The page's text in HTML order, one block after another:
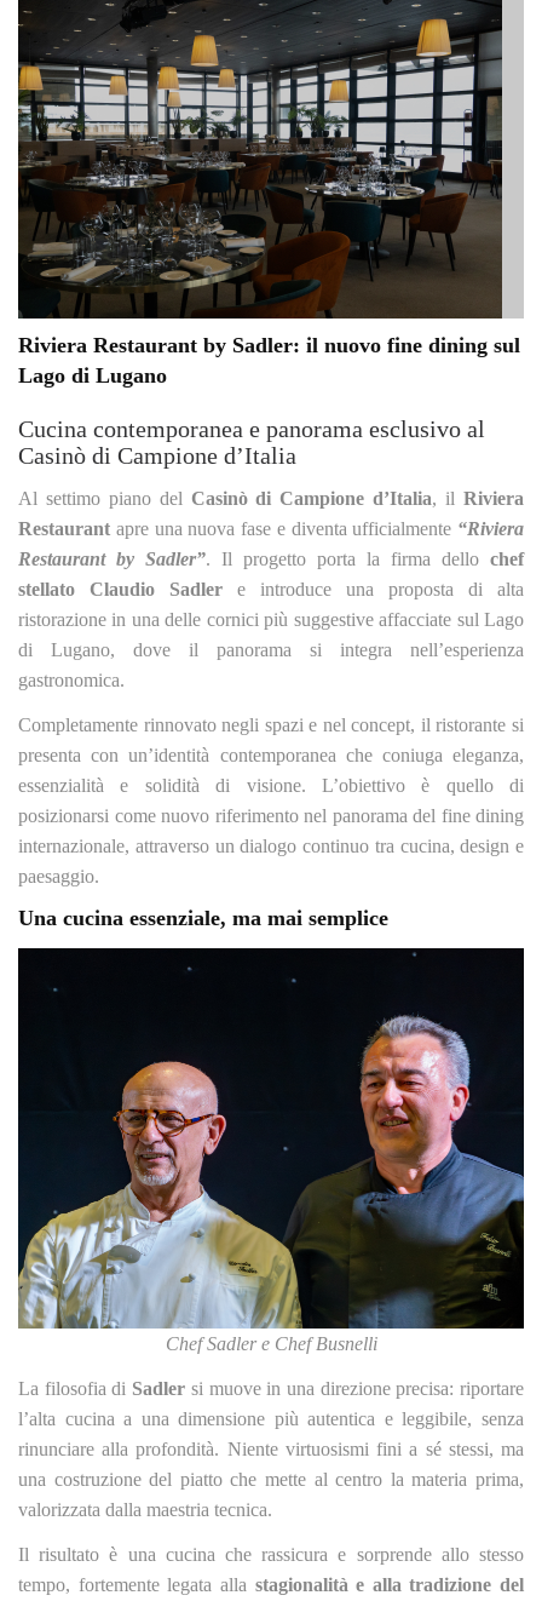
Riviera Restaurant by Sadler: il nuovo fine dining sul
Lago di Lugano
Cucina contemporanea e panorama esclusivo al
Casinò di Campione d’Italia
Al settimo piano del Casinò di Campione d’Italia, ilRiviera
Restaurant apre una nuova fase e diventa ufficialmente “Riviera
Restaurant by Sadler”. Il progetto porta la firma dello chef
stellato
Claudio Sadler e introduce una proposta di alta
ristorazione in una delle cornici più suggestive affacciate sul Lago
di Lugano, dove il panorama si integra nell’esperienza
gastronomica.
Completamente rinnovato negli spazi e nel concept, il ristorante si
presenta con un’identità contemporanea che coniuga eleganza,
essenzialità e solidità di visione. L’obiettivo è quello di
posizionarsi come nuovo riferimento nel panorama del fine dining
internazionale, attraverso un dialogo continuo tra cucina, design e
paesaggio.
Una cucina essenziale, ma mai semplice
Chef Sadler e Chef Busnelli
La filosofia di Sadler si muove in una direzione precisa: riportare
l’alta cucina a una dimensione più autentica e leggibile, senza
rinunciare alla profondità. Niente virtuosismi fini a sé stessi, ma
una costruzione del piatto che mette al centro la materia prima,
valorizzata dalla maestria tecnica.
Il risultato è una cucina che rassicura e sorprende allo stesso
tempo, fortemente legata alla stagionalità e alla tradizione del